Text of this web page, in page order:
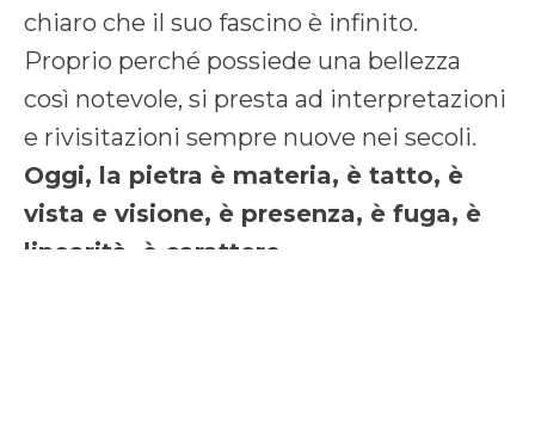
chiaro che il suo fascino è infinito.
Proprio perché possiede una bellezza
così notevole, si presta ad interpretazioni
e rivisitazioni sempre nuove nei secoli.
Oggi, la pietra è materia, è tatto, è
vista e visione, è presenza, è fuga, è
linearità, è carattere.